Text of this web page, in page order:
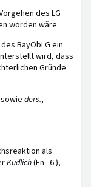
des LG
worden wäre.
BayObLG ein
wird, dass
Gründe
ders.,
als
Kudlich(Fn. 6 ),